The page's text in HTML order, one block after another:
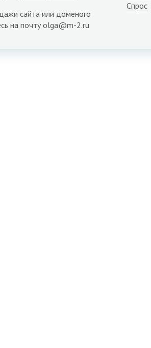
сайта или доменого
на почту olga@m-2.ru
Спрос